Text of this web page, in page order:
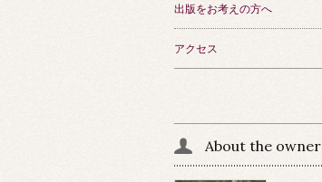
出版をお考えの方へ
アクセス
About the owner